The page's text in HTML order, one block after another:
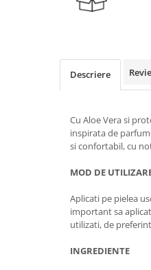
Descriere
Cu Aloe Vera si
inspirata de
si confortabil, cu
MOD DE
Aplicati pe pielea
important sa
utilizati, de
INGREDIENTE